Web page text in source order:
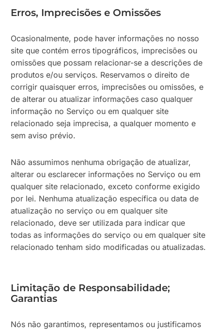
Erros, Imprecisões e Omissões
Ocasionalmente, pode haver informações no nosso
site que contém erros tipográficos, imprecisões ou
omissões que possam relacionar-se a descrições de
produtos e/ou serviços. Reservamos o direito de
corrigir quaisquer erros, imprecisões ou omissões, e
de alterar ou atualizar informações caso qualquer
informação no Serviço ou em qualquer site
relacionado seja imprecisa, a qualquer momento e
sem aviso prévio.
Não assumimos nenhuma obrigação de atualizar,
alterar ou esclarecer informações no Serviço ou em
qualquer site relacionado, exceto conforme exigido
por lei. Nenhuma atualização específica ou data de
atualização no serviço ou em qualquer site
relacionado, deve ser utilizada para indicar que
todas as informações do serviço ou em qualquer site
relacionado tenham sido modificadas ou atualizadas.
Limitação de Responsabilidade;
Garantias
Nós não garantimos, representamos ou justificamos